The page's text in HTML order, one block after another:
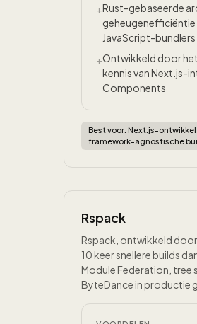
+Rust-gebaseerde
JavaScript-bundlers
+Ontwikkeld door
kennis van Next.js-
Components
Best voor: Next.js-
framework-agnostische
Rspack
Rspack, ontwikkeld
10 keer snellere builds
Module Federation, tree
ByteDance in productie